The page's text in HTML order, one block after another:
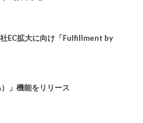
EC拡大に向け「Fulfillment by
」機能をリリース